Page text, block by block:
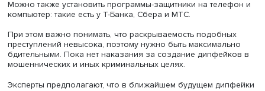
мессенджеры по важным деловым вопросам и тем
направлять голосовые сообщения.